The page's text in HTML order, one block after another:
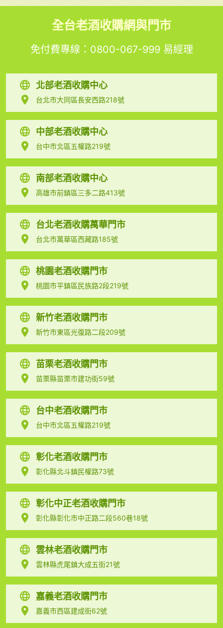
全台老酒收購網與門市
免付費專線： 0800-067-999易經理
北部老酒收購中心
台北市大同區長安西路218號
中部老酒收購中心
台中市北區五權路219號
南部老酒收購中心
高雄市前鎮區三多二路413號
台北老酒收購萬華門市
台北市萬華區西藏路185號
桃園老酒收購門市
桃園市平鎮區民族路2段219號
新竹老酒收購門市
新竹市東區光復路二段209號
苗栗老酒收購門市
苗栗縣苗栗市建功街59號
台中老酒收購門市
台中市北區五權路219號
彰化老酒收購門市
彰化縣北斗鎮民權路73號
彰化中正老酒收購門市
彰化縣彰化市中正路二段560巷18號
雲林老酒收購門市
雲林縣虎尾鎮大成五街21號
嘉義老酒收購門市
嘉義市西區建成街62號